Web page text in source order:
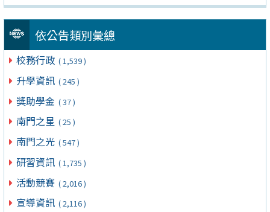
依公告類別彙總
校務行政 ( 1,539 )
升學資訊 ( 245 )
獎助學金 ( 37 )
南門之星 ( 25 )
南門之光 ( 547 )
研習資訊 ( 1,735 )
活動競賽 ( 2,016 )
宣導資訊 ( 2,116 )